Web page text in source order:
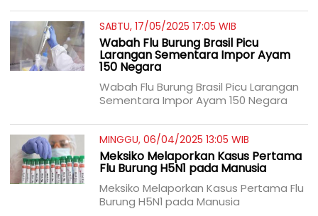
SABTU, 17/05/2025 17:05 WIB
Wabah Flu Burung Brasil Picu
Larangan Sementara Impor Ayam
150 Negara
Wabah Flu Burung Brasil Picu Larangan
Sementara Impor Ayam 150 Negara
MINGGU, 06/04/2025 13:05 WIB
Meksiko Melaporkan Kasus Pertama
Flu Burung H5N1 pada Manusia
Meksiko Melaporkan Kasus Pertama Flu
Burung H5N1 pada Manusia